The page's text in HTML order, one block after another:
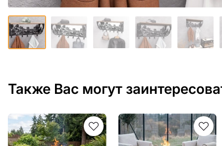
Также Вас могут